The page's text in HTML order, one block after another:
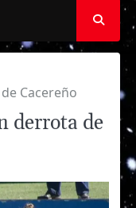
Cacereño
derrota de